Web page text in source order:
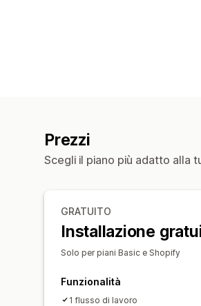
Prezzi
Scegli il piano più adatto alla
GRATUITO
Installazione
Solo per piani Basic e Shopify
Funzionalità
1 flusso di lavoro